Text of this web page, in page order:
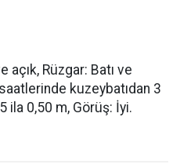
açık, Rüzgar: Batı ve
kuzeybatıdan 3
ila 0,50 m, Görüş: İyi.